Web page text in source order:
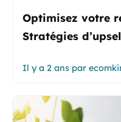
Optimisez votre
Stratégies
Il y a 2 ans par